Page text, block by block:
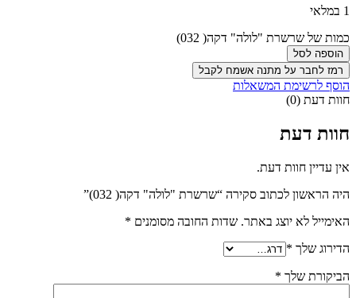
1 במלאי
כמות של שרשרת "לולה" דקה( 032)
הוספה לסל
רמז לחבר על מתנה אשמח לקבל
הוסף לרשימת המשאלות
חוות דעת (0)
חוות דעת
אין עדיין חוות דעת.
היה הראשון לכתוב סקירה “שרשרת "לולה" דקה( 032)”
האימייל לא יוצג באתר. שדות החובה מסומנים *
הדירוג שלך *
הביקורת שלך *